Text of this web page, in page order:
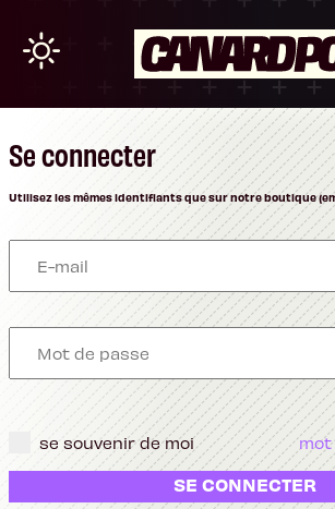
Se connecter
Utilisez les mêmes identifiants que sur notre boutique
se souvenir de moi mot
SE CONNECTER